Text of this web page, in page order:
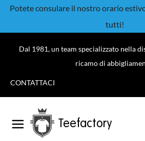
Potete consulare il nostro orario
tutti!
Dal 1981, un team specializzato nella
ricamo di
CONTATTACI
Teefactory